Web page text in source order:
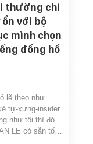
thường chỉ
với bộ
mình chọn
đồng hồ
lẽ theo như
tự-xưng-insider
như tôi thì đó
LE có sẵn tố…